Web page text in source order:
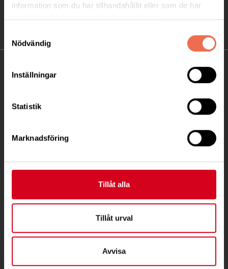
information som du har tillhandahållit eller som de har
samlat in när du har använt deras tjänster.
Nödvändig
Inställningar
Statistik
Marknadsföring
Tillåt alla
Tillåt urval
Avvisa
Ågatan 12 C, 172 62 Sundbyberg
Box 4086
171 04 Solna
info@neuro.se
PG 90 10 07-5 | BG 901-0075 | Swishgåva 90 100